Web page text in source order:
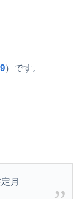
）です。
月